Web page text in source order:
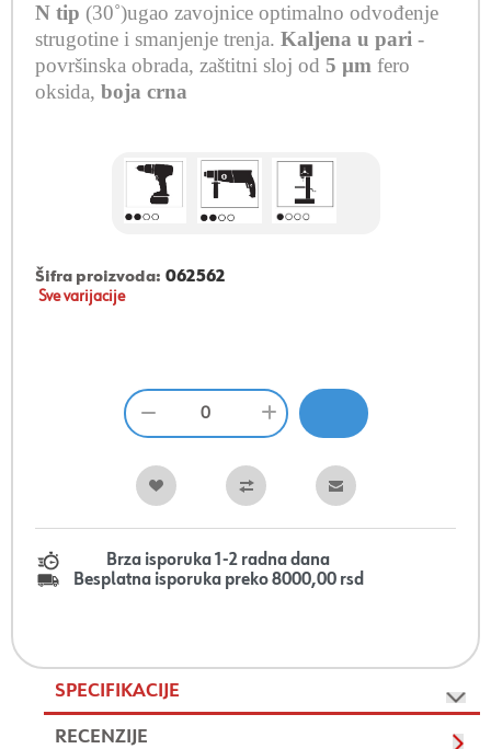
N tip (30˚)ugao zavojnice optimalno odvođenje
strugotine i smanjenje trenja. Kaljena u pari -
površinska obrada, zaštitni sloj od 5 µm fero
oksida, boja crna
Šifra proizvoda: 062562
Sve varijacije
Brza isporuka 1-2 radna dana
Besplatna isporuka preko 8000,00 rsd
SPECIFIKACIJE
RECENZIJE